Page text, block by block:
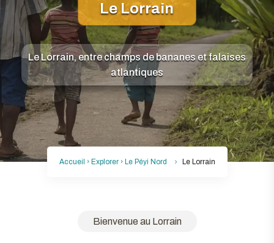
Le Lorrain
Le Lorrain, entre champs de bananes et falaises
atlantiques
Accueil › Explorer› Le Péyi Nord Le Lorrain
Bienvenue au Lorrain